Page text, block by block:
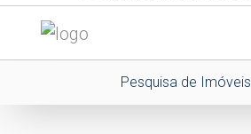
Pesquisa de Imóveis